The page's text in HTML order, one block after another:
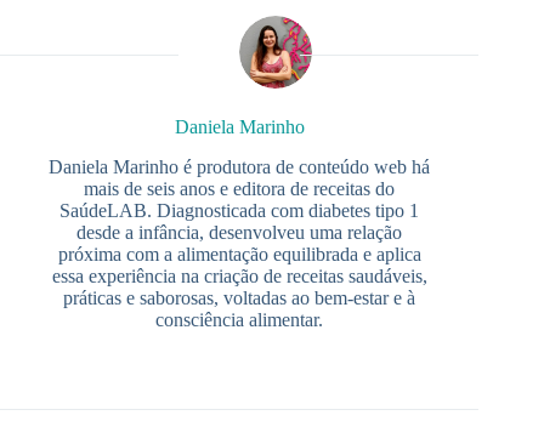
Daniela Marinho
Daniela Marinho é produtora de conteúdo web há
mais de seis anos e editora de receitas do
SaúdeLAB. Diagnosticada com diabetes tipo 1
desde a infância, desenvolveu uma relação
próxima com a alimentação equilibrada e aplica
essa experiência na criação de receitas saudáveis,
práticas e saborosas, voltadas ao bem-estar e à
consciência alimentar.